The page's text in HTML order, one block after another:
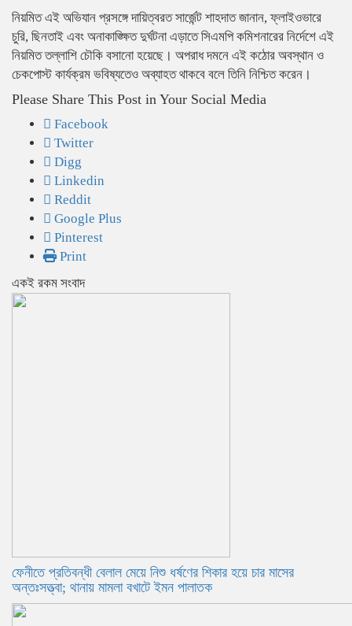
নিয়মিত এই অভিযান প্রসঙ্গে দায়িত্বরত সার্জেন্ট শাহদাত জানান, ফ্লাইওভারে
চুরি, ছিনতাই এবং অনাকাঙ্ক্ষিত দুর্ঘটনা এড়াতে সিএমপি কমিশনারের নির্দেশে এই
নিয়মিত তল্লাশি চৌকি বসানো হয়েছে। অপরাধ দমনে এই কঠোর অবস্থান ও
চেকপোস্ট কার্যক্রম ভবিষ্যতেও অব্যাহত থাকবে বলে তিনি নিশ্চিত করেন।
Please Share This Post in Your Social Media
Facebook
Twitter
Digg
Linkedin
Reddit
Google Plus
Pinterest
Print
একই রকম সংবাদ
ফেনীতে প্রতিবন্ধী বেলাল মেয়ে নিশু ধর্ষণের শিকার হয়ে চার মাসের
অন্তঃসত্ত্বা; থানায় মামলা বখাটে ইমন পালাতক